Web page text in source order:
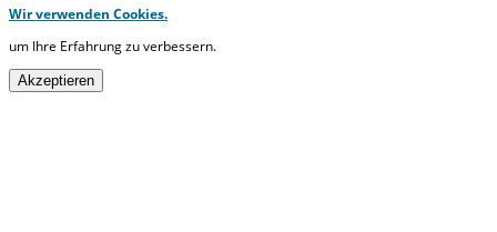
Wir verwenden Cookies.
um Ihre Erfahrung zu verbessern.
Akzeptieren